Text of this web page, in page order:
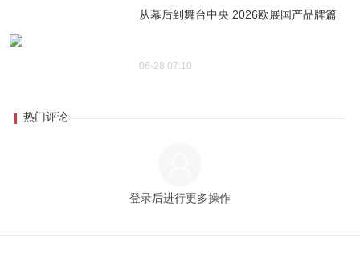
从幕后到舞台中央 2026欧展国产品牌篇
06-28 07:10
热门评论
登录后进行更多操作